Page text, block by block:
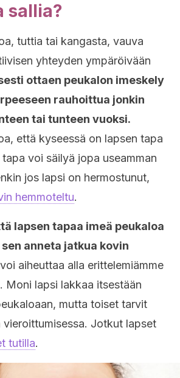
sallia?
tuttia tai kangasta, vauva
yhteyden ympäröivään
ottaen peukalon imeskely
rauhoittua jonkin
tai tunteen vuoksi.
että kyseessä on lapsen tapa
voi säilyä jopa useamman
jos lapsi on hermostunut,
hemmoteltu.
lapsen tapaa imeä peukaloa
anneta jatkua kovin
aiheuttaa alla erittelemiämme
Moni lapsi lakkaa itsestään
mutta toiset tarvit
vieroittumisessa. Jotkut lapset
tutilla.